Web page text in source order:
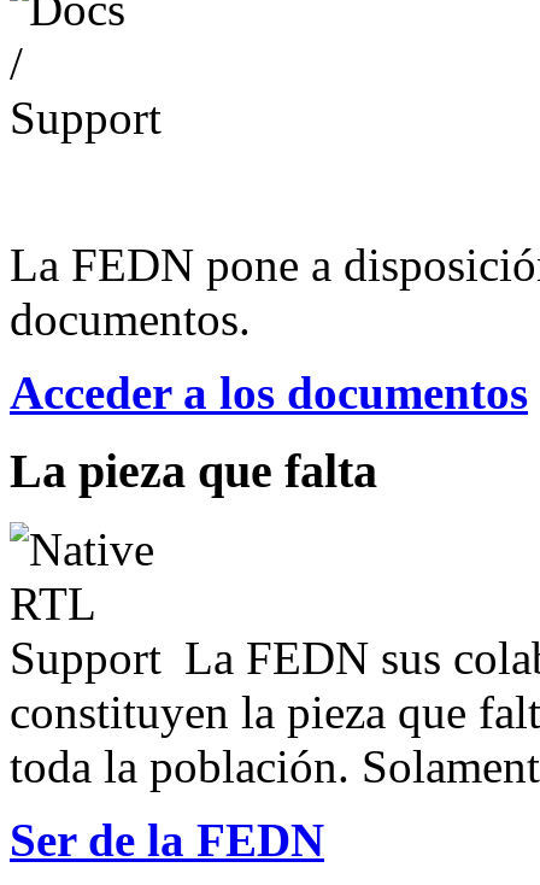
La FEDN pone a
documentos.
Acceder a los documentos
La pieza que falta
La FEDN sus
constituyen la pieza que
toda la población.
Ser de la FEDN